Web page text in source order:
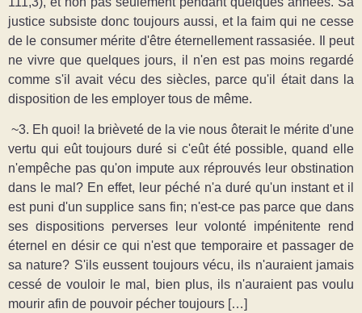
justice subsiste donc toujours aussi, et la faim qui ne cesse
de le consumer mérite d'être éternellement rassasiée. Il peut
ne vivre que quelques jours, il n'en est pas moins regardé
comme s'il avait vécu des siècles, parce qu'il était dans la
disposition de les employer tous de même.
~3. Eh quoi! la brièveté de la vie nous ôterait le mérite d'une
vertu qui eût toujours duré si c'eût été possible, quand elle
n'empêche pas qu'on impute aux réprouvés leur obstination
dans le mal? En effet, leur péché n'a duré qu'un instant et il
est puni d'un supplice sans fin; n'est-ce pas parce que dans
ses dispositions perverses leur volonté impénitente rend
éternel en désir ce qui n'est que temporaire et passager de
sa nature? S'ils eussent toujours vécu, ils n'auraient jamais
cessé de vouloir le mal, bien plus, ils n'auraient pas voulu
mourir afin de pouvoir pécher toujours […]